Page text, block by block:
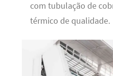
com tubulação de
térmico de qualidade.